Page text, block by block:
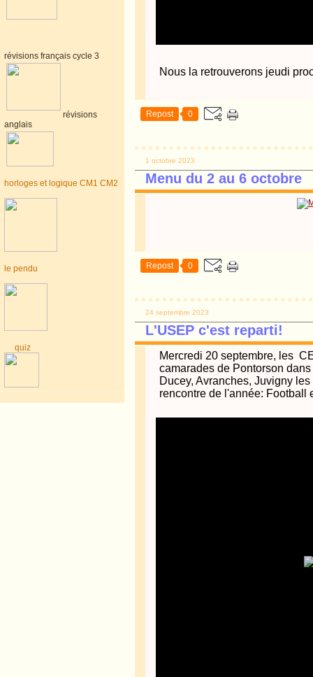
révisions français cycle 3
révisions
anglais
horloges et logique CM1 CM2
le pendu
quiz
Nous la retrouverons jeudi
Repost 0
1 octobre 2023
Menu du 2 au 6 octobre
Repost 0
24 septembre 2023
L'USEP c'est reparti!
Mercredi 20 septembre, les
camarades de Pontorson
Ducey, Avranches, Juvigny
rencontre de l'année: Football